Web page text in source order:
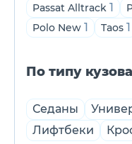
8
с 08:00
Passat Alltrack 1
Polo New 1 Taos 1
По типу кузова
Седаны
Лифтбеки